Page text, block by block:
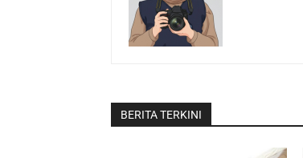
BERITA TERKINI